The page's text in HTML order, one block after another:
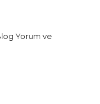
Yorum ve